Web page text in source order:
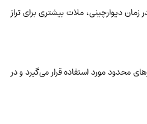
دیوارچینی، ملات بیشتری برای تراز
محدود مورد استفاده قرار می‌گیرد و در